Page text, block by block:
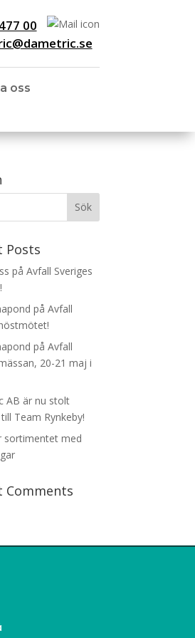
00
oss
Posts
på Avfall Sveriges
på Avfall
på Avfall
20-21 maj i
AB är nu stolt
Team Rynkeby!
sortimentet med
Comments